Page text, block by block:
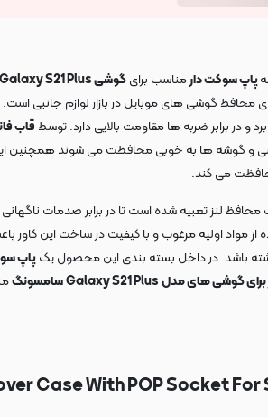
پاپ سوکت دارمناسب برای
گوشی Galaxy S21 Plus
محافظ گوشی های موبایل در بازار لوازم جانبی است.
و در برابر ضربه ها مقاومت بالایی دارد. توسطقاب
و گوشه ها به خوبی محافظت می شوند همچنین
می کند.
لنز تعبیه شده است تا در برابر صدمات ناگهانی
مواد اولیه مرغوب و با کیفیت در ساخت این کاور
باشد. در داخل بسته بندی این محصول یکپاپ
برای گوشی های مدلGalaxy S21 Plusسامسونگ
Case With POP Socket